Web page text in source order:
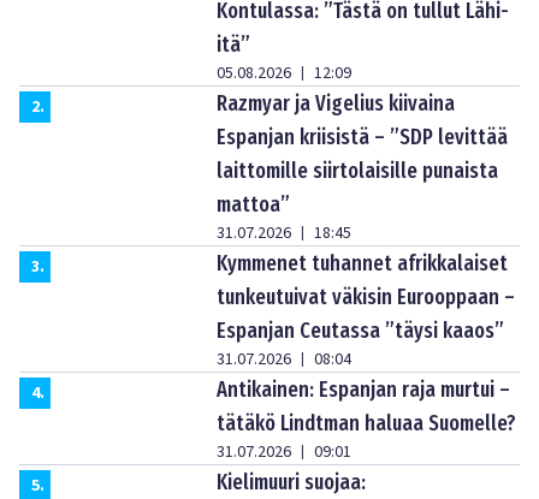
Kontulassa: ”Tästä on tullut Lähi-
itä”
05.08.2026 | 12:09
2.
Razmyar ja Vigelius kiivaina
Espanjan kriisistä – ”SDP levittää
laittomille siirtolaisille punaista
mattoa”
31.07.2026 | 18:45
3.
Kymmenet tuhannet afrikkalaiset
tunkeutuivat väkisin Eurooppaan –
Espanjan Ceutassa ”täysi kaaos”
31.07.2026 | 08:04
4.
Antikainen: Espanjan raja murtui –
tätäkö Lindtman haluaa Suomelle?
31.07.2026 | 09:01
5.
Kielimuuri suojaa: